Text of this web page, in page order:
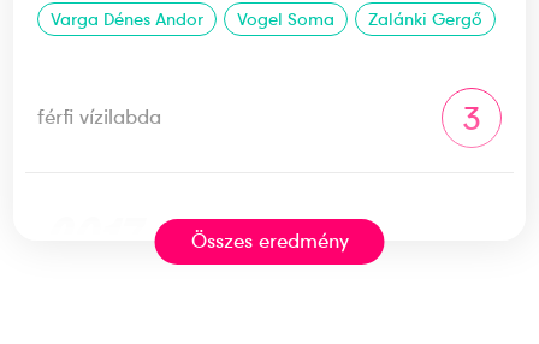
Varga Dénes Andor
Vogel Soma Zalánki Gergő
férfi vízilabda 3
2017
Összes eredmény